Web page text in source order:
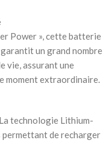
Power », cette batterie
un grand nombre
vie, assurant une
moment extraordinaire.
technologie Lithium-
permettant de recharger